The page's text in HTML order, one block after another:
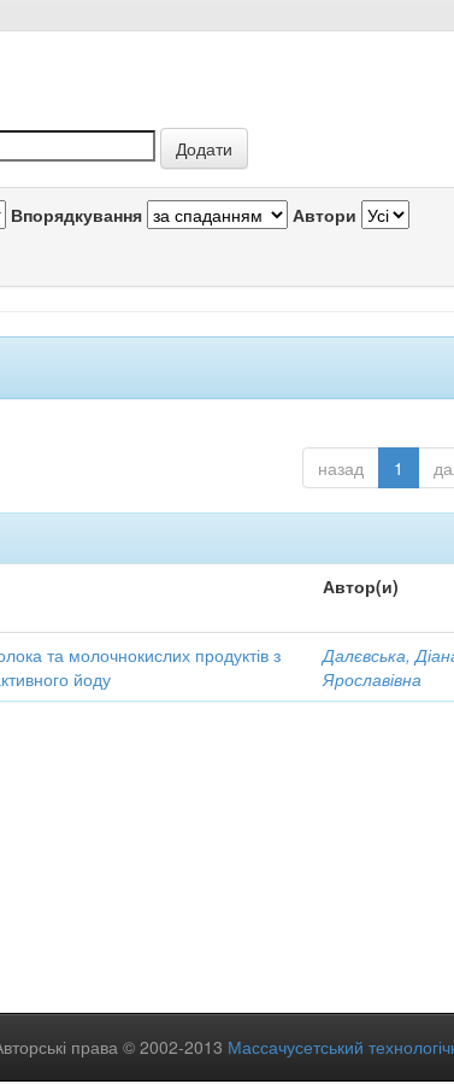
Впорядкування Автори
назад 1
Автор(и)
та молочнокислих продуктів з
йоду
Далєвська,
Ярославівна
права © 2002-2013 Массачусетський